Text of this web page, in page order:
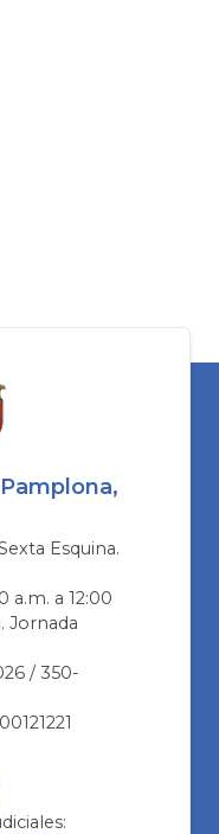
Esquina.
a.m. a 12:00
Jornada
/ 350-